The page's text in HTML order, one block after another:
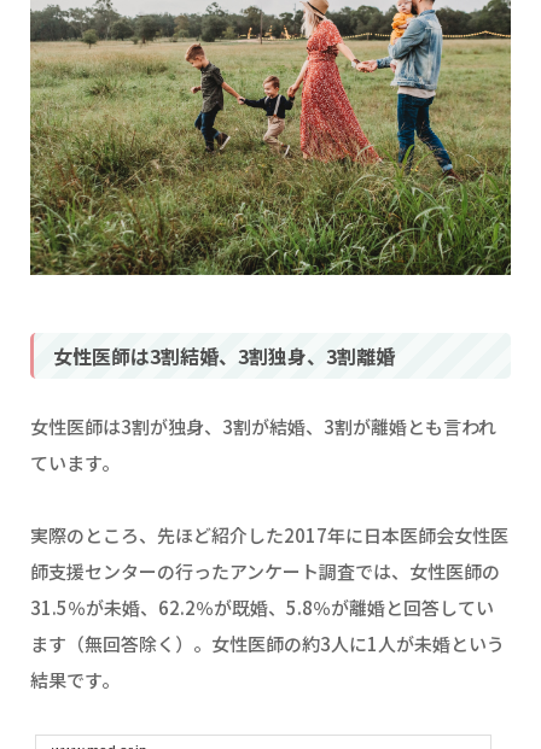
女性医師は3割結婚、3割独身、3割離婚
女性医師は3割が独身、3割が結婚、3割が離婚とも言われ
ています。
実際のところ、先ほど紹介した2017年に日本医師会女性医
師支援センターの行ったアンケート調査では、女性医師の
31.5％が未婚、62.2％が既婚、5.8％が離婚と回答してい
ます（無回答除く）。女性医師の約3人に1人が未婚という
結果です。